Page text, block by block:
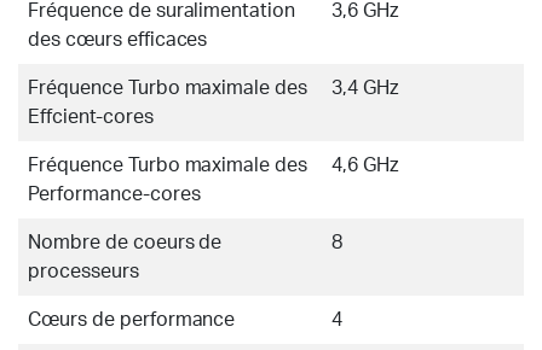
Fréquence de suralimentation
des cœurs efficaces
3,6 GHz
Fréquence Turbo maximale des
Effcient-cores
3,4 GHz
Fréquence Turbo maximale des
Performance-cores
4,6 GHz
Nombre de coeurs de
processeurs
8
Cœurs de performance 4